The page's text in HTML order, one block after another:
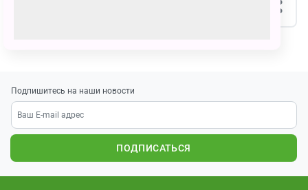
Подпишитесь на наши новости
ПОДПИСАТЬСЯ